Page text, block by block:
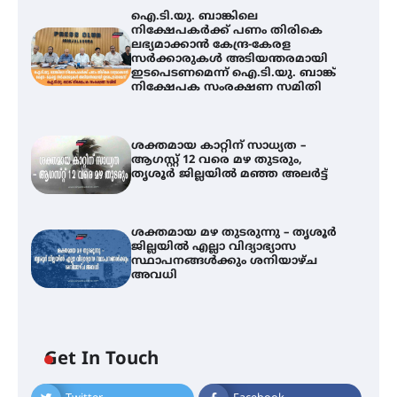
ഐ.ടി.യു. ബാങ്കിലെ
നിക്ഷേപകർക്ക് പണം തിരികെ
ലഭ്യമാക്കാൻ കേന്ദ്ര-കേരള
സർക്കാരുകൾ അടിയന്തരമായി
ഇടപെടണമെന്ന് ഐ.ടി.യു. ബാങ്ക്
നിക്ഷേപക സംരക്ഷണ സമിതി
ശക്തമായ കാറ്റിന് സാധ്യത –
ആഗസ്റ്റ് 12 വരെ മഴ തുടരും,
തൃശൂർ ജില്ലയിൽ മഞ്ഞ അലർട്ട്
ശക്തമായ മഴ തുടരുന്നു – തൃശൂർ
ജില്ലയിൽ എല്ലാ വിദ്യാഭ്യാസ
സ്ഥാപനങ്ങൾക്കും ശനിയാഴ്ച
അവധി
Get In Touchഐ.ടി.യു. ബാങ്കിലെ
നിക്ഷേപകർക്ക് പണം തിരികെ
ലഭ്യമാക്കാൻ കേന്ദ്ര-കേരള